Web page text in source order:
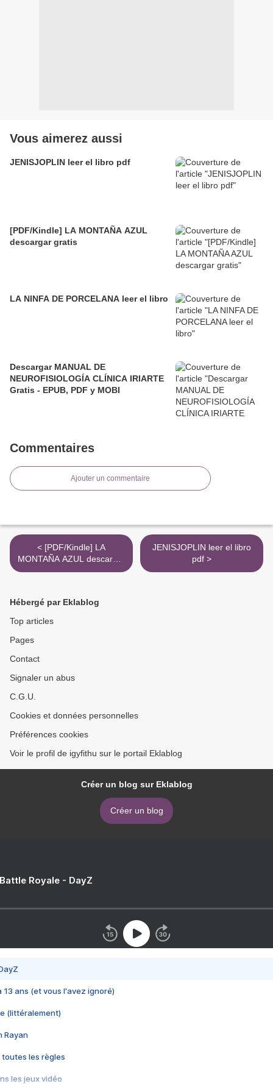
Vous aimerez aussi
JENISJOPLIN leer el libro pdf
[PDF/Kindle] LA MONTAÑA AZUL
descargar gratis
LA NINFA DE PORCELANA leer el libro
Descargar MANUAL DE
NEUROFISIOLOGÍA CLÍNICA IRIARTE
Gratis - EPUB, PDF y MOBI
Commentaires
Ajouter un commentaire
< [PDF/Kindle] LA
MONTAÑA AZUL descargar
gratis
JENISJOPLIN leer el libro
pdf >
Hébergé par Eklablog
Top articles
Pages
Contact
Signaler un abus
C.G.U.
Cookies et données personnelles
Préférences cookies
Voir le profil de igyfithu sur le portail Eklablog
Créer un blog sur Eklablog
Créer un blog
Royale - DayZ
13 ans (et vous l'avez ignoré)
(littéralement)
Rayan
toutes les règles
les jeux vidéo